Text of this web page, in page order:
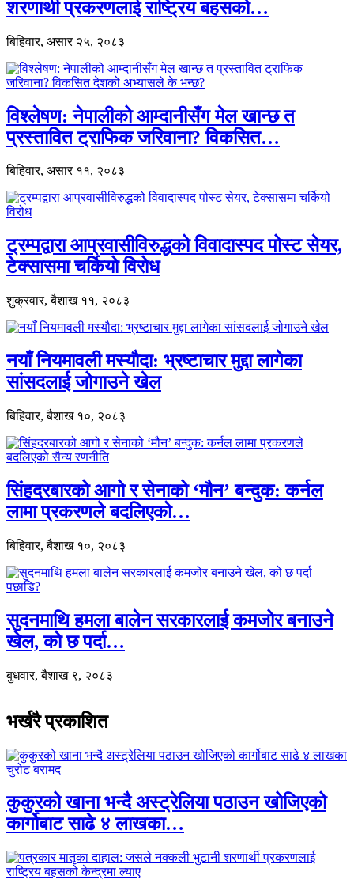
शरणार्थी प्रकरणलाई राष्ट्रिय बहसको…
बिहिवार, असार २५, २०८३
विश्लेषण: नेपालीको आम्दानीसँग मेल खान्छ त
प्रस्तावित ट्राफिक जरिवाना? विकसित…
बिहिवार, असार ११, २०८३
ट्रम्पद्वारा आप्रवासीविरुद्धको विवादास्पद पोस्ट सेयर,
टेक्सासमा चर्कियो विरोध
शुक्रवार, बैशाख ११, २०८३
नयाँ नियमावली मस्यौदा: भ्रष्टाचार मुद्दा लागेका
सांसदलाई जोगाउने खेल
बिहिवार, बैशाख १०, २०८३
सिंहदरबारको आगो र सेनाको ‘मौन’ बन्दुक: कर्नल
लामा प्रकरणले बदलिएको…
बिहिवार, बैशाख १०, २०८३
सुदनमाथि हमला बालेन सरकारलाई कमजोर बनाउने
खेल, को छ पर्दा…
बुधवार, बैशाख ९, २०८३
भर्खरै प्रकाशित
कुकुरको खाना भन्दै अस्ट्रेलिया पठाउन खोजिएको
कार्गोबाट साढे ४ लाखका…